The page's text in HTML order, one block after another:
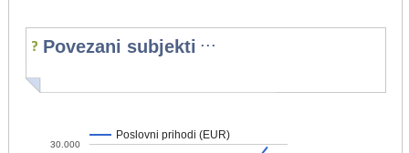
Povezani subjekti ...
Poslovni prihodi (EUR)
30.000